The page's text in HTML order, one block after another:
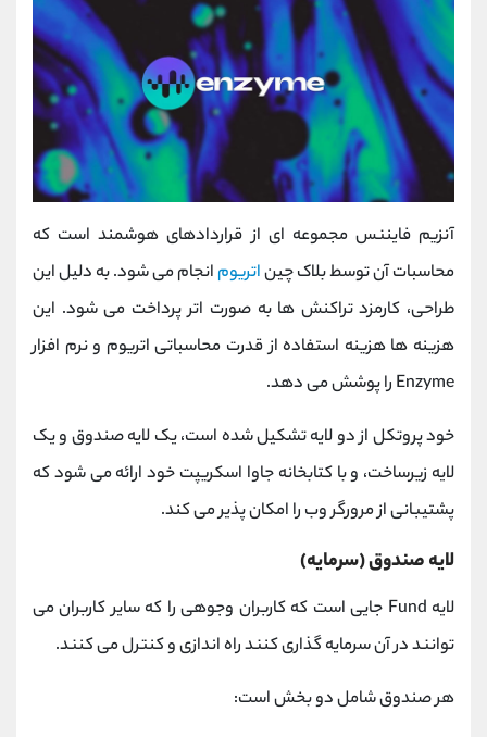
آنزیم فایننس مجموعه ای از قراردادهای هوشمند است که
محاسبات آن توسط بلاک چیناتریوم انجام می شود. به دلیل این
طراحی، کارمزد تراکنش ها به صورت اتر پرداخت می شود. این
هزینه ها هزینه استفاده از قدرت محاسباتی اتریوم و نرم افزار
Enzyme را پوشش می دهد.
خود پروتکل از دو لایه تشکیل شده است، یک لایه صندوق و یک
لایه زیرساخت، و با کتابخانه جاوا اسکریپت خود ارائه می شود که
پشتیبانی از مرورگر وب را امکان پذیر می کند.
لایه صندوق (سرمایه)
لایه Fund جایی است که کاربران وجوهی را که سایر کاربران می
توانند در آن سرمایه گذاری کنند راه اندازی و کنترل می کنند.
هر صندوق شامل دو بخش است: